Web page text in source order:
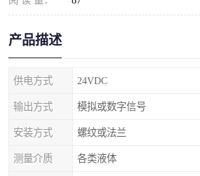
产品描述
供电方式 24VDC
输出方式 模拟或数字信号
安装方式 螺纹或法兰
测量介质 各类液体